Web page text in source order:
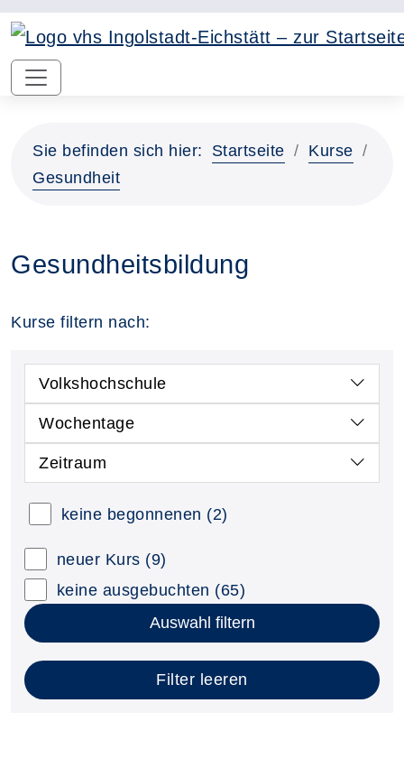
Sie befinden sich hier: Startseite
Kurse
Gesundheit
Gesundheitsbildung
Kurse filtern nach:
Volkshochschule
Wochentage
Zeitraum
keine begonnenen (2)
neuer Kurs (9)
keine ausgebuchten (65)
Auswahl filtern
Filter leeren